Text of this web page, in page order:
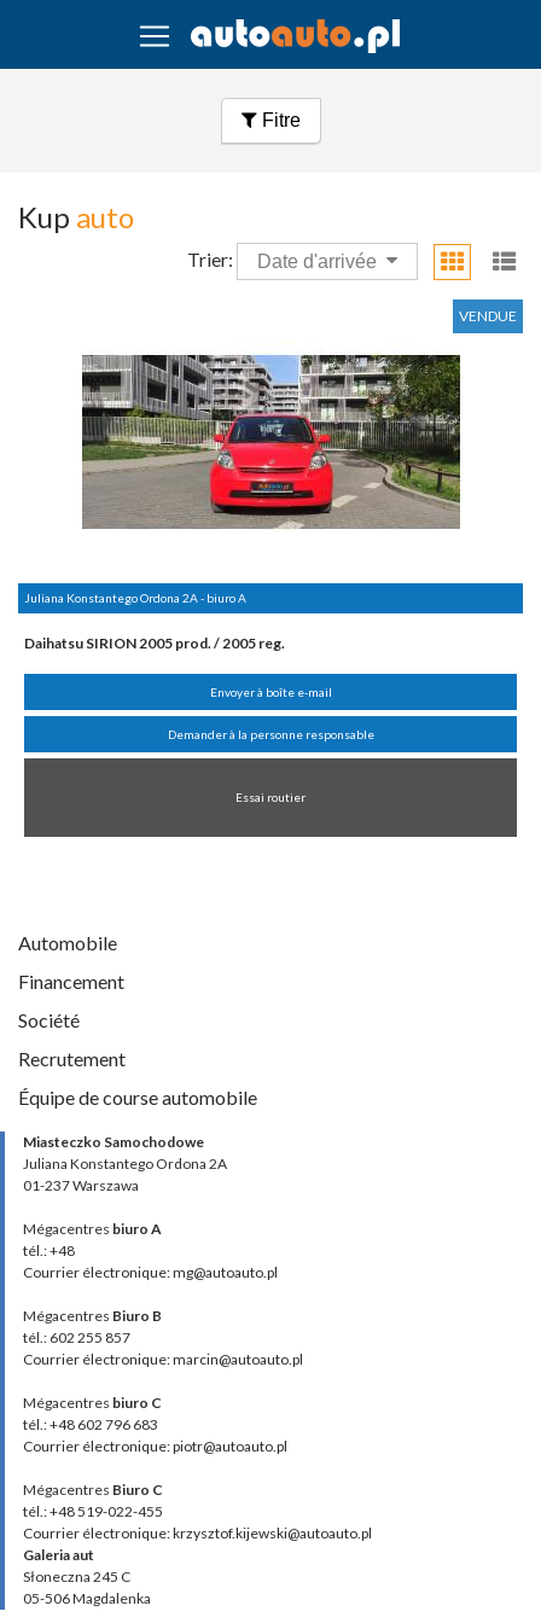
Fitre
Kup auto
Trier: Date d'arrivée
VENDUE
Juliana Konstantego Ordona 2A - biuro A
Daihatsu SIRION 2005 prod. / 2005 reg.
Envoyer à boîte e-mail
Demander à la personne responsable
Essai routier
Automobile
Financement
Société
Recrutement
Équipe de course automobile
Miasteczko Samochodowe
Juliana Konstantego Ordona 2A
01-237 Warszawa
Mégacentres biuro A
tél.: +48
Courrier électronique: mg@autoauto.pl
Mégacentres Biuro B
tél.: 602 255 857
Courrier électronique: marcin@autoauto.pl
Mégacentres biuro C
tél.: +48 602 796 683
Courrier électronique: piotr@autoauto.pl
Mégacentres Biuro C
tél.: +48 519-022-455
Courrier électronique: krzysztof.kijewski@autoauto.pl
Galeria aut
Słoneczna 245 C
05-506 Magdalenka